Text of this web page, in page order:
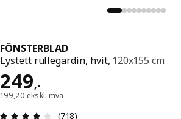
FÖNSTERBLAD
Lystett rullegardin, hvit, 120x155 cm
249,-
Pris 249,-
199,20 ekskl. mva
Produktomtale: 3.8 ingen
(718)